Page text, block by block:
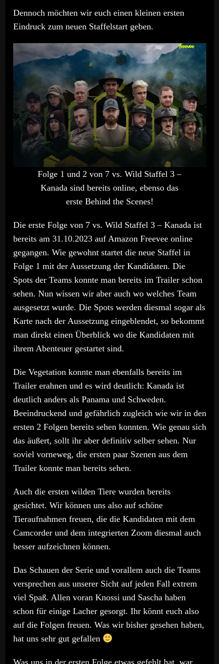
Dennoch möchten wir euch einen kleinen ersten
Eindruck zum neuen Staffelstart geben.
Folge 1 und 2 von 7 vs. Wild Staffel 3 –
Kanada sind bereits online, ebenso das
erste Behind the Scenes!
Die erste Folge von 7 vs. Wild Staffel 3 – Kanada ist
bereits am 31.10.2023 auf Amazon Freevee online
gegangen. Wie gewohnt startet die neue Staffel in
Folge 1 mit der Aussetzung der Kandidaten. Die
Spots der Teams konnte man bereits im Trailer schon
sehen. Nun wissen wir aber auch wo welches Team
ausgesetzt wurde. Die Spots werden diesmal sogar als
Karte nach der Aussetzung eingeblendet, so bekommt
man direkt einen Überblick wo die Kandidaten mit
ihrem Abenteuer gestartet sind.
Die Vegetation konnte man ebenfalls bereits im
Trailer erahnen und es wird deutlich: Kanada ist
deutlich anders als Panama und Schweden.
Beeindruckend und gefährlich zugleich wie wir in den
ersten 2 Folgen bereits sehen konnten. Wie genau sich
das äußert, sollt ihr aber definitiv selber sehen. Nur
soviel vorneweg, die ersten paar Szenen aus dem
Trailer konnte man bereits sehen.
Auch die ersten wilden Tiere wurden bereits
gesichtet. Wir können uns also auf schöne
Tieraufnahmen freuen, die die Kandidaten mit dem
Camcorder und dem integrierten Zoom diesmal auch
besser aufzeichnen können.
Das Schauen der Serie und vorallem auch die Teams
versprechen aus unserer Sicht auf jeden Fall extrem
viel Spaß. Allen voran Knossi und Sascha haben
schon für einige Lacher gesorgt. Ihr könnt euch also
auf die Folgen freuen. Was wir bisher gesehen haben,
hat uns sehr gut gefallen